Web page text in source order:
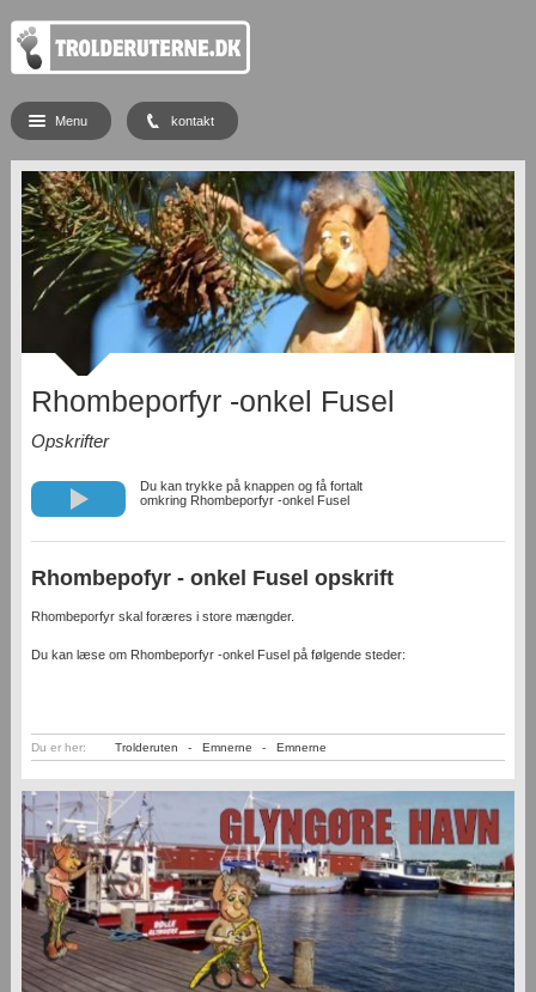
Rhombeporfyr -onkel Fusel
Opskrifter
Du kan trykke på knappen og få fortalt
omkring Rhombeporfyr -onkel Fusel
Rhombepofyr - onkel Fusel opskrift
Rhombeporfyr skal foræres i store mængder.
Du kan læse om Rhombeporfyr -onkel Fusel på følgende steder:
Du er her: Trolderuten - Emnerne - Emnerne
Menu kontakt